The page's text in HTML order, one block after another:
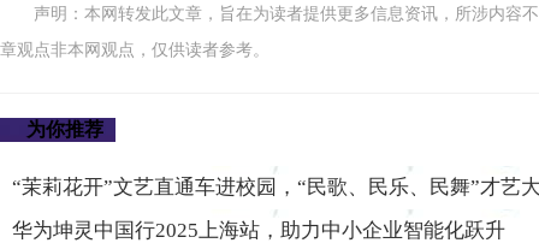
声明：本网转发此文章，旨在为读者提供更多信息资讯，所涉内容
章观点非本网观点，仅供读者参考。
为你推荐
“茉莉花开”文艺直通车进校园，“民歌、民乐、民舞”才艺
华为坤灵中国行2025上海站，助力中小企业智能化跃升